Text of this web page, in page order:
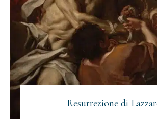
Resurrezione di